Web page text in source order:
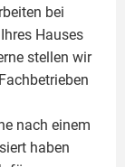
bei
Hauses
stellen wir
nach einem
haben